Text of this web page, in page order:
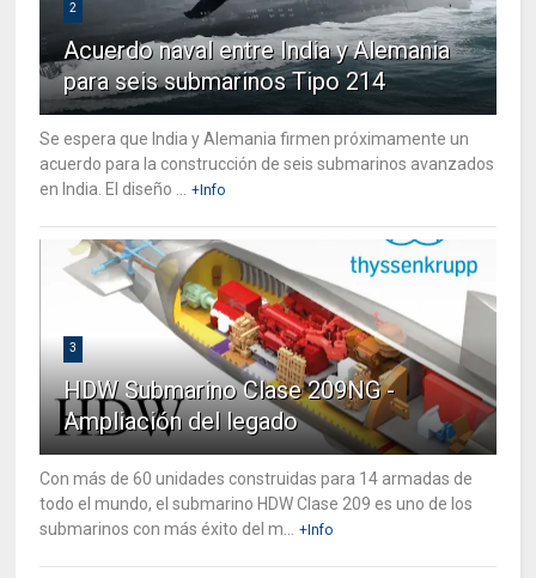
2
Acuerdo naval entre India y Alemania
para seis submarinos Tipo 214
Se espera que India y Alemania firmen próximamente un
acuerdo para la construcción de seis submarinos avanzados
en India. El diseño ... +Info
3
HDW Submarino Clase 209NG -
Ampliación del legado
Con más de 60 unidades construidas para 14 armadas de
todo el mundo, el submarino HDW Clase 209 es uno de los
submarinos con más éxito del m... +Info